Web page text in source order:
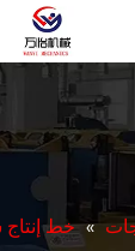
» خط إنتاج